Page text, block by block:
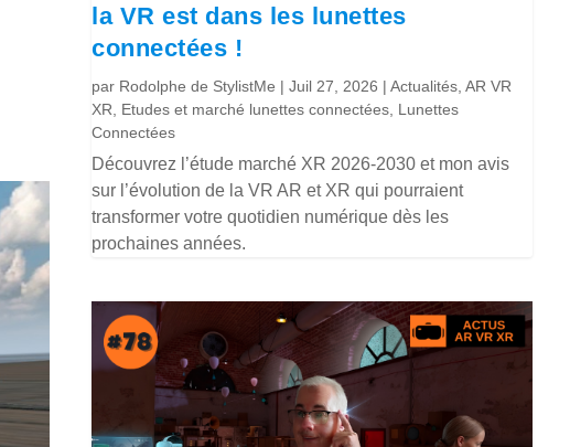
la VR est dans les lunettes
connectées !
par Rodolphe de StylistMe |Juil 27, 2026 |Actualités ,AR VR
XR
Etudes et marché lunettes connectées Lunettes
Connectées
Découvrez l’étude marché XR 2026-2030 et mon avis
sur l’évolution de la VR AR et XR qui pourraient
transformer votre quotidien numérique dès les
prochaines années.